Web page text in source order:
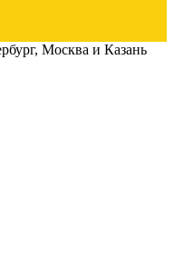
Москва и Казань